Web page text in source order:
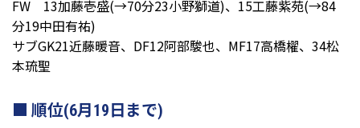
FW 13加藤壱盛(→70分23小野獅道)、15工藤紫苑(→84
分19中田有祐)
サブGK21近藤暖音、DF12阿部駿也、MF17高橋櫂、34松
本琉聖
順位(6月19日まで)